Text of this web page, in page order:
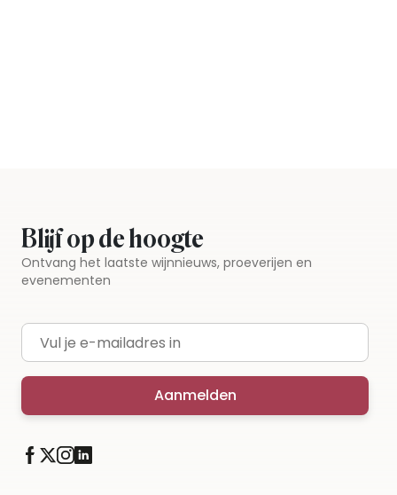
Blijf op de hoogte
Ontvang het laatste wijnnieuws, proeverijen en
evenementen
E-mailadres
Aanmelden